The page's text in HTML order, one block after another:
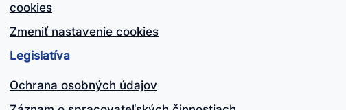
cookies
Zmeniť nastavenie cookies
Legislatíva
Ochrana osobných údajov